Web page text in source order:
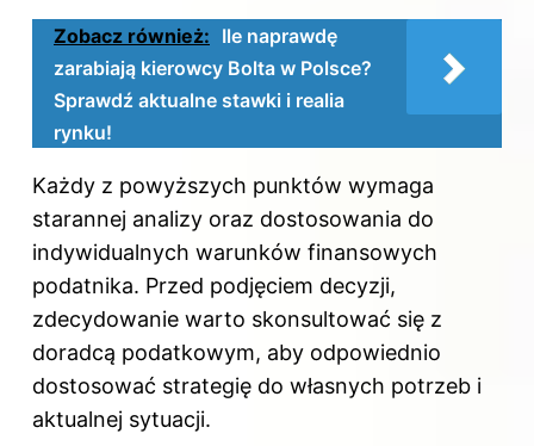
Zobacz również: Ile naprawdę
zarabiają kierowcy Bolta w Polsce?
Sprawdź aktualne stawki i realia
rynku!
Każdy z powyższych punktów wymaga
starannej analizy oraz dostosowania do
indywidualnych warunków finansowych
podatnika. Przed podjęciem decyzji,
zdecydowanie warto skonsultować się z
doradcą podatkowym, aby odpowiednio
dostosować strategię do własnych potrzeb i
aktualnej sytuacji.